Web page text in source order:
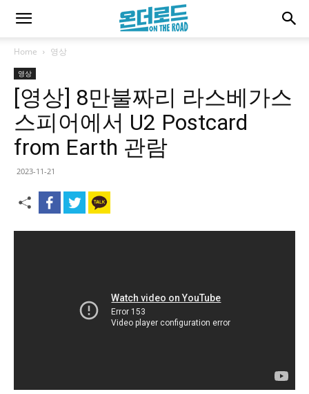
Home 영상
영상
[영상] 8만불짜리 라스베가스
스피어에서 U2 Postcard
from Earth 관람
2023-11-21